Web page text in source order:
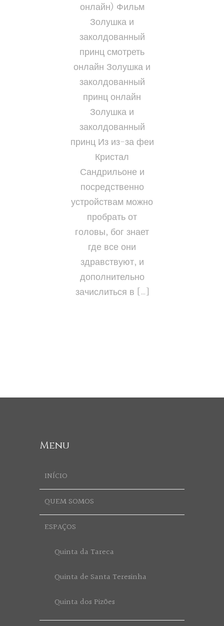
онлайн) Фильм
Золушка и
заколдованный
принц смотреть
онлайн Золушка и
заколдованный
принц онлайн
Золушка и
заколдованный
принц Из из-за феи
Кристал
Сандрильоне и
посредственно
устройствам можно
пробрать от
головы, бог знает
где все они
здравствуют, и
дополнительно
зачислиться в […]
Menu
INÍCIO
QUEM SOMOS
ESPAÇOS
Quinta da Tareca
Quinta de Santa Teresinha
Quinta dos Pizões